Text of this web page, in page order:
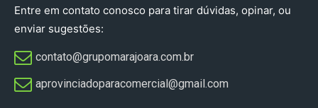
Entre em contato conosco para tirar dúvidas, opinar, ou
enviar sugestões:
contato@grupomarajoara.com.br
aprovinciadoparacomercial@gmail.com​